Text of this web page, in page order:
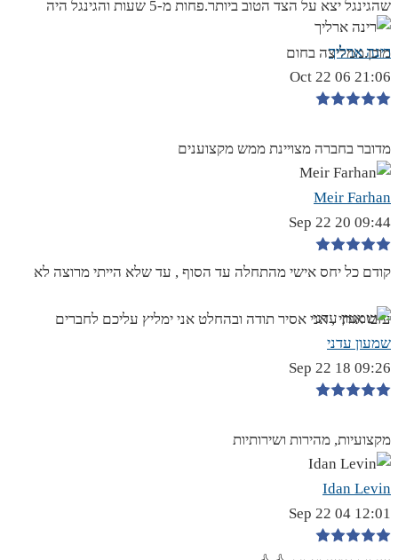
שהגינגל יצא על הצד הטוב ביותר.פחות מ-5 שעות והגינגל היה
מוכן.ממליצה בחום
רינה ארליך
21:06 06 Oct 22
מדובר בחברה מצויינת ממש מקצוענים
Meir Farhan
09:44 20 Sep 22
קודם כל יחס אישי מהתחלה עד הסוף , עד שלא הייתי מרוצה לא
עזבו אותי , אני אסיר תודה ובהחלט אני ימליץ עליכם לחברים
שמעון עדני
09:26 18 Sep 22
מקצועיות, מהירות ושירותיות
Idan Levin
12:01 04 Sep 22